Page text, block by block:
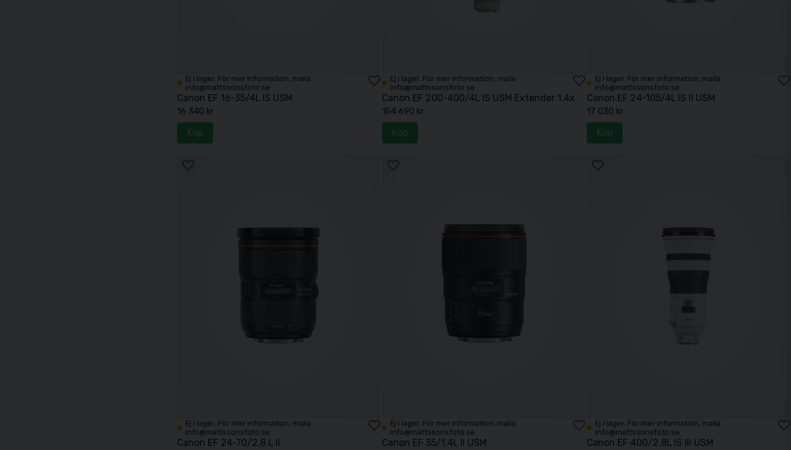
Ej i lager. För mer information, maila
info@mattssonsfoto.se
Canon EF 16-35/4L IS USM
16 340 kr
Köp
Ej i lager. För mer information, maila
info@mattssonsfoto.se
Canon EF 200-400/4L IS USM Extender 1.4x
154 690 kr
Köp
Ej i lager. För mer information, maila
info@mattssonsfoto.se
Canon EF 24-105/4L IS II USM
17 030 kr
Köp
Ej i lager. För mer information, maila
info@mattssonsfoto.se
Canon EF 24-70/2,8 L II
Ej i lager. För mer information, maila
info@mattssonsfoto.se
Canon EF 35/1.4L II USM
Ej i lager. För mer information, maila
info@mattssonsfoto.se
Canon EF 400/2.8L IS III USM